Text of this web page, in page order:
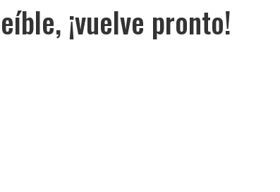
¡vuelve pronto!